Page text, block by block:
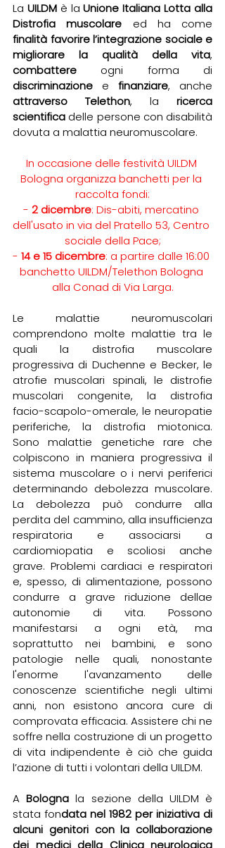
La UILDM è la Unione Italiana Lotta alla
Distrofia muscolare ed ha come
finalità favorire l’integrazione sociale e
migliorare la qualità della vita
combattere
discriminazione e finanziare
attraverso Telethon, la ricerca
scientifica delle persone con disabilità
dovuta a malattia neuromuscolare.
In occasione delle festività UILDM
Bologna organizza banchetti per la
raccolta fondi:
- 2 dicembre: Dis-abiti, mercatino
dell'usato in via del Pratello 53, Centro
sociale della Pace;
- 14 e 15 dicembre: a partire dalle 16:00
banchetto UILDM/Telethon Bologna
alla Conad di Via Larga.
Le malattie neuromuscolari
comprendono molte malattie tra le
quali la distrofia muscolare
progressiva di Duchenne e Becker, le
atrofie muscolari spinali, le distrofie
muscolari congenite, la distrofia
facio-scapolo-omerale, le neuropatie
periferiche, la distrofia miotonica.
Sono malattie genetiche rare che
colpiscono in maniera progressiva il
sistema muscolare o i nervi periferici
determinando debolezza muscolare.
La debolezza può condurre alla
perdita del cammino, alla insufficienza
respiratoria e associarsi a
cardiomiopatia e scoliosi anche
grave. Problemi cardiaci e respiratori
e, spesso, di alimentazione, possono
condurre a grave riduzione dellae
autonomie di vita. Possono
manifestarsi a ogni età, ma
soprattutto nei bambini, e sono
patologie nelle quali, nonostante
l'enorme l'avanzamento delle
conoscenze scientifiche negli ultimi
anni, non esistono ancora cure di
comprovata efficacia. Assistere chi ne
soffre nella costruzione di un progetto
di vita indipendente è ciò che guida
l’azione di tutti i volontari della UILDM.
A Bologna la sezione della UILDM è
stata fondata nel 1982 per iniziativa di
alcuni genitori con la collaborazione
dei medici della Clinica neurologica